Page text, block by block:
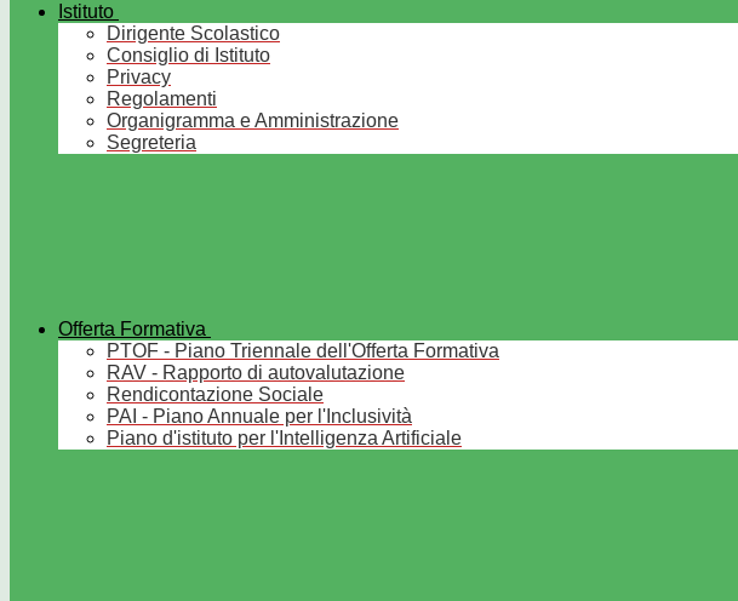
Istituto
Dirigente Scolastico
Consiglio di Istituto
Privacy
Regolamenti
Organigramma e Amministrazione
Segreteria
Offerta Formativa
PTOF - Piano Triennale dell'Offerta Formativa
RAV - Rapporto di autovalutazione
Rendicontazione Sociale
PAI - Piano Annuale per l'Inclusività
Piano d'istituto per l'Intelligenza Artificiale